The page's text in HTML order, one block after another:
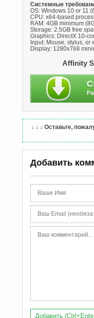
Для "Тихой"
Примечание! При
Системные
OS: Windows 10 or 11
CPU: x64-based
RAM: 4GB minimum
Storage: 2.5GB free
Graphics: DirectX 10-
Input: Mouse, stylus,
Display: 1280x768
Affinity
↓ ↓ ↓ Оставьте,
Добавить
Добавить